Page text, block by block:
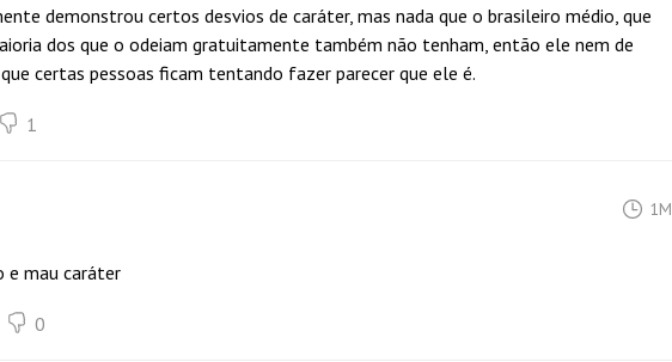
demonstrou certos desvios de caráter, mas nada que o brasileiro médio, que
dos que o odeiam gratuitamente também não tenham, então ele nem de
certas pessoas ficam tentando fazer parecer que ele é.
1
1M
e mau caráter
0